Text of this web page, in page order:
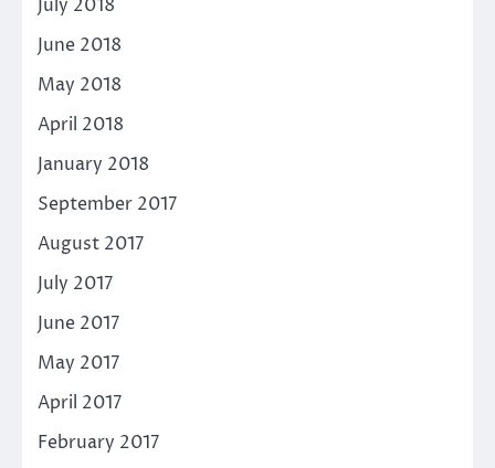
July 2018
June 2018
May 2018
April 2018
January 2018
September 2017
August 2017
July 2017
June 2017
May 2017
April 2017
February 2017